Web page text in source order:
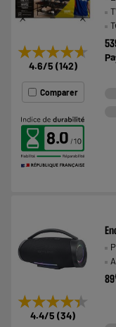
★★★★★
★★★★★
4.6/5 (142)
Comparer
8.0
★★★★★
★★★★★
4.4/5 (34)
89